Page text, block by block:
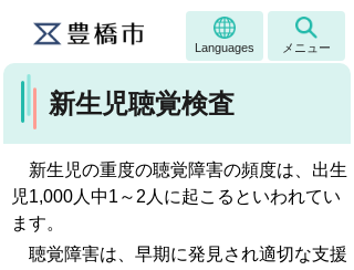
Languages メニュー
新生児聴覚検査
新生児の重度の聴覚障害の頻度は、出生
児1,000人中1～2人に起こるといわれてい
ます。
聴覚障害は、早期に発見され適切な支援